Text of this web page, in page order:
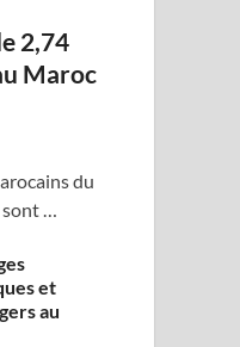
2,74
Maroc
du
…
et
au